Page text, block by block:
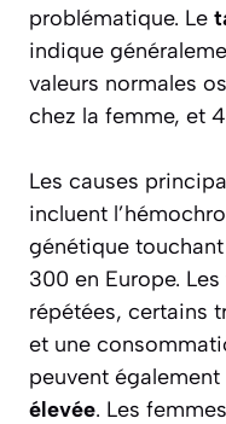
problématique. Le
indique
valeurs normales
chez la femme, et
Les causes
incluent
génétique
300 en Europe.
répétées, certains
et une
peuvent
élevée. Les